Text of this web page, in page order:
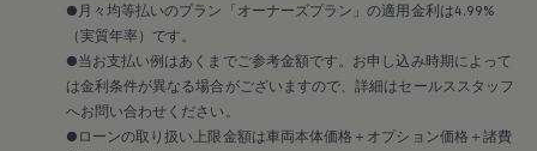
2017
2016
2015
リコール関連情報
セーフティ マイスター
●月々均等払いのプラン「オーナーズプラン」の適用金利は4.99%
（実質年率）です。
●当お支払い例はあくまでご参考金額です。お申し込み時期によって
は金利条件が異なる場合がございますので、詳細はセールススタッフ
へお問い合わせください。
●ローンの取り扱い上限金額は車両本体価格＋オプション価格＋諸費